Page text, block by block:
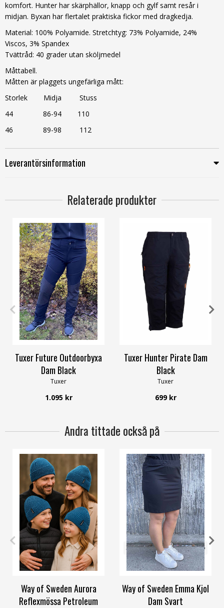
komfort. Hunter har skärphällor, knapp och gylf samt resår i
midjan. Byxan har flertalet praktiska fickor med dragkedja.
Material: 100% Polyamide. Stretchtyg: 73% Polyamide, 24%
Viscos, 3% Spandex
Tvättråd: 40 grader utan sköljmedel
Måttabell.
Måtten är plaggets ungefärliga mått:
Storlek Midja Stuss
44 86-94 110
46 89-98 112
Leverantörsinformation
Relaterade produkter
34 36 38 40 42 48
Tuxer Future Outdoorbyxa
Dam Black
Tuxer
1.095 kr
Tuxer Hunter Pirate Dam
Black
Tuxer
699 kr
Andra tittade också på
52-56 56-60
Way of Sweden Aurora
Reflexmössa Petroleum
32/34 36/38 40/42 44/46
48/50 56/58
Way of Sweden Emma Kjol
Dam Svart